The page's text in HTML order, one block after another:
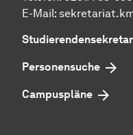
E-Mail:
Personensuche
Campuspläne